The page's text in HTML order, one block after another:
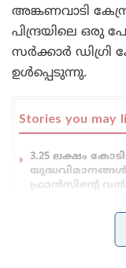
അങ്കണവാടി
പിന്ദ്രയിലെ ഒരു
സർക്കാർ
ഉൾപ്പെടുന്നു.
Stories you may
3.25 ലക്ഷം
യുദ്ധവിമാനങ്ങൾ
ഫ്രാൻസിന്റെ
ചെയ്തതെന്ന്